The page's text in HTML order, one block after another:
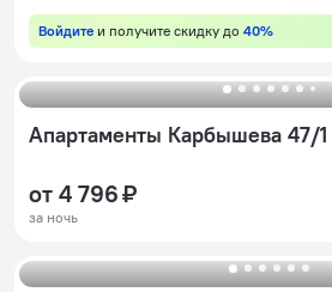
Войдите и получите скидку до 40%
Апартаменты Карбышева 47/1
от 4 796 ₽
за ночь